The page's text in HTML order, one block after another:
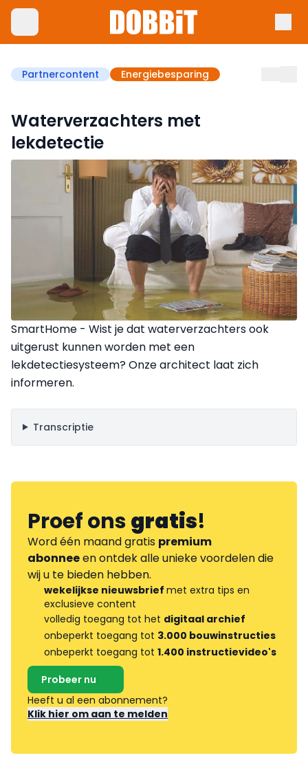
Partnercontent Energiebesparing
Waterverzachters met
lekdetectie
SmartHome - Wist je dat waterverzachters ook
uitgerust kunnen worden met een
lekdetectiesysteem? Onze architect laat zich
informeren.
Transcriptie
Proef onsgratis!
Word één maand gratis premium
abonneeen ontdek alle unieke voordelen die
wij u te bieden hebben.
wekelijkse nieuwsbrief met extra tips en
exclusieve content
volledig toegang tot het digitaal archief
onbeperkt toegang tot 3.000 bouwinstructies
onbeperkt toegang tot 1.400 instructievideo's
Probeer nu
Heeft u al een abonnement?
Klik hier om aan te melden